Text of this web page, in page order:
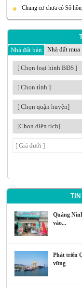
Nhà đất bán
Nhà đất mua
Quảng
vào...
Phát triển
vững
Chung cư chưa có Sổ